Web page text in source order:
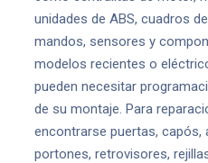
unidades de ABS, cuadros
mandos, sensores y
modelos recientes o
pueden necesitar
de su montaje. Para
encontrarse puertas, capós,
portones, retrovisores,